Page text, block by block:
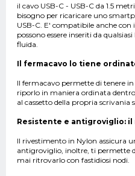
il cavo USB-C - USB-C da 1.5
bisogno per ricaricare uno
USB-C. E' compatibile anche con
possono essere inseriti da
fluida.
Il fermacavo lo tiene
Il fermacavo permette di tenere
riporlo in maniera ordinata
al cassetto della propria
Resistente e antigroviglio:
Il rivestimento in Nylon assicura
antigroviglio, inoltre, ti permette
mai ritrovarlo con fastidiosi nodi.